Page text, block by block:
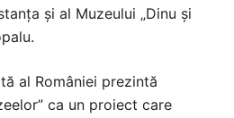
și al Muzeului „Dinu și
al României prezintă
ca un proiect care